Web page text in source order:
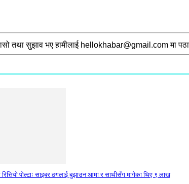
तथा सुझाव भए हामीलाई hellokhabar@gmail.comमा
पोल्टाः साइबर ठगलाई बुझाउन आमा र साथीसँग मागेका थिए ९ लाख